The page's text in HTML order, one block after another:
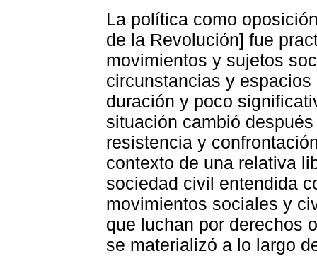
La política como
de la Revolución] fue
movimientos y sujetos
circunstancias y
duración y poco
situación cambió
resistencia y
contexto de una relativa
sociedad civil entendida
movimientos sociales y
que luchan por derechos
se materializó a lo largo